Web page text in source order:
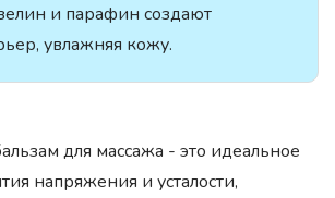
и парафин создают
увлажняя кожу.
для массажа - это идеальное
напряжения и усталости,